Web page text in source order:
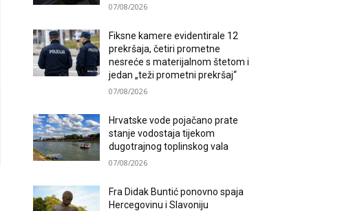
07/08/2026
Fiksne kamere evidentirale 12
prekršaja, četiri prometne
nesreće s materijalnom štetom i
jedan „teži prometni prekršaj“
07/08/2026
Hrvatske vode pojačano prate
stanje vodostaja tijekom
dugotrajnog toplinskog vala
07/08/2026
Fra Didak Buntić ponovno spaja
Hercegovinu i Slavoniju